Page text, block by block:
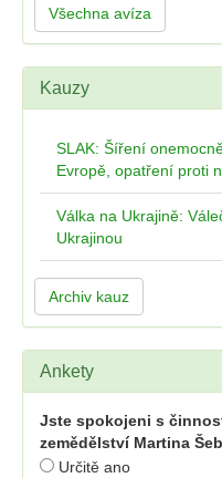
Všechna avíza
Kauzy
SLAK: Šíření
Evropě, opatření proti
Válka na Ukrajině:
Ukrajinou
Archiv kauz
Ankety
Jste spokojeni s
zemědělství Martina
Určitě ano